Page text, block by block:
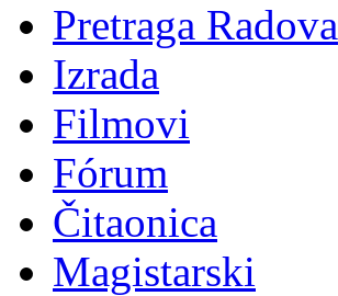
Pretraga Radova
Izrada
Filmovi
Fórum
Čitaonica
Magistarski